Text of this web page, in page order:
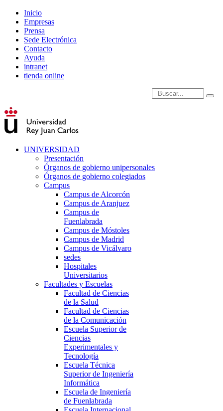
Inicio
Empresas
Prensa
Sede Electrónica
Contacto
Ayuda
intranet
tienda online
Introduce términos de
UNIVERSIDAD
Presentación
Órganos de gobierno unipersonales
Órganos de gobierno colegiados
Campus
Campus de Alcorcón
Campus de Aranjuez
Campus de
Fuenlabrada
Campus de Móstoles
Campus de Madrid
Campus de Vicálvaro
sedes
Hospitales
Universitarios
Facultades y Escuelas
Facultad de Ciencias
de la Salud
Facultad de Ciencias
de la Comunicación
Escuela Superior de
Ciencias
Experimentales y
Tecnología
Escuela Técnica
Superior de Ingeniería
Informática
Escuela de Ingeniería
de Fuenlabrada